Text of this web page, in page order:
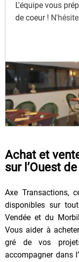
L'équipe vous
de coeur !
Achat et
sur l’Ouest
Axe Transactions,
disponibles sur
Vendée et du
Vous aider à
gré de vos
accompagner dans